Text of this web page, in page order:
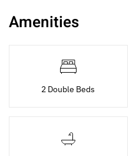
Amenities
2 Double Beds